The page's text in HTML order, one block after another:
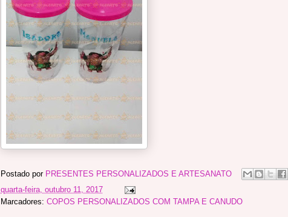
Postado por PRESENTES PERSONALIZADOS E ARTESANATO
quarta-feira, outubro 11, 2017
Marcadores: COPOS PERSONALIZADOS COM TAMPA E CANUDO